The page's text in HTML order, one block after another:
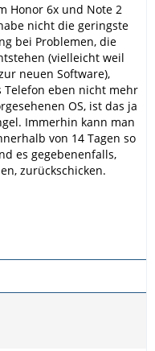
Honor 6x und Note 2
nicht die geringste
bei Problemen, die
(vielleicht weil
neuen Software),
eben nicht mehr
OS, ist das ja
Immerhin kann man
von 14 Tagen so
es gegebenenfalls,
zurückschicken.